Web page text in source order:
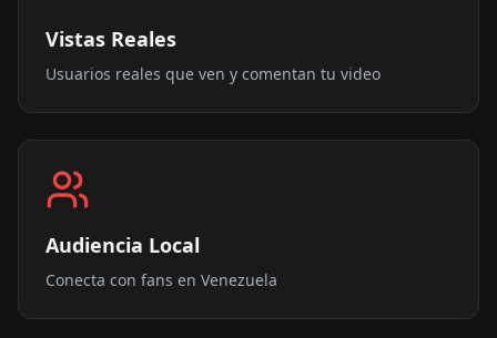
Vistas Reales
Usuarios reales que ven y comentan tu video
Audiencia Local
Conecta con fans en Venezuela